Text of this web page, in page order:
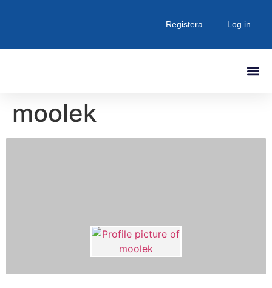
Registera Log in
moolek